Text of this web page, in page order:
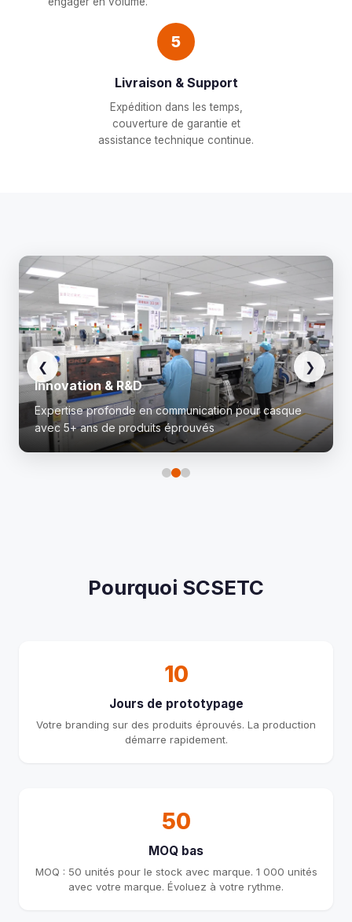
5
Livraison & Support
Expédition dans les temps,
couverture de garantie et
assistance technique continue.
Innovation & R&D
Expertise profonde en communication pour casque
avec 5+ ans de produits éprouvés
❮ ❯
Pourquoi SCSETC
10
Jours de prototypage
Votre branding sur des produits éprouvés. La production
démarre rapidement.
50
MOQ bas
MOQ : 50 unités pour le stock avec marque. 1 000 unités
avec votre marque. Évoluez à votre rythme.